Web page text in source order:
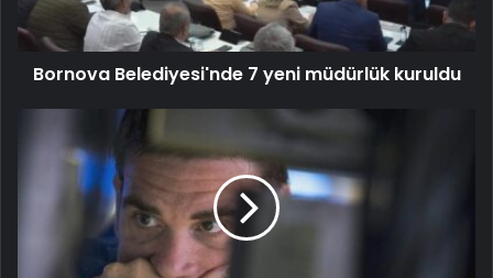
Bornova Belediyesi'nde 7 yeni müdürlük kuruldu